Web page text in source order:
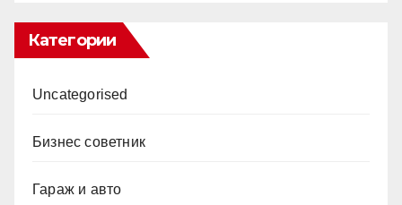
Категории
Uncategorised
Бизнес советник
Гараж и авто